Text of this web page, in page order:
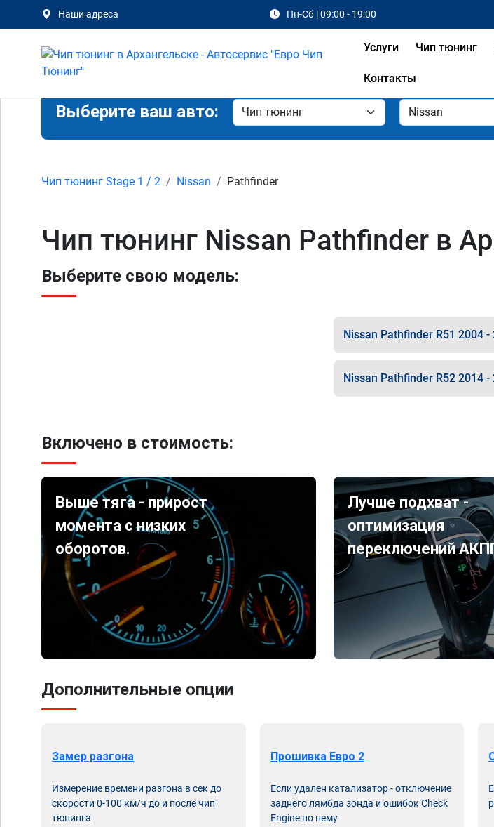
Наши адреса Пн-Сб | 09:00 - 19:00
Услуги Чип тюнинг
Контакты
Выберите ваш авто:
Чип тюнинг Stage 1 / 2 Nissan Pathfinder
Чип тюнинг Nissan Pathfinder в
Выберите свою модель:
Nissan Pathfinder R51 2004 -
Nissan Pathfinder R52 2014 -
Включено в стоимость:
Выше тяга - прирост
момента с низких
оборотов.
Лучше подхват -
оптимизация
переключений
Дополнительные опции
Замер разгона
Измерение времени разгона в сек до
скорости 0-100 км/ч до и после чип
тюнинга
Прошивка Евро 2
Если удален катализатор - отключение
заднего лямбда зонда и ошибок Check
Engine по нему